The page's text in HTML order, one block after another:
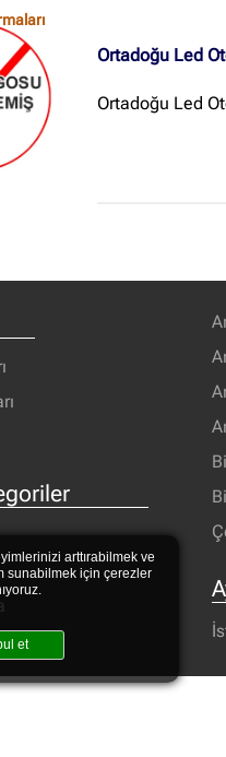
Ortadoğu Led
Ortadoğu Led
arttırabilmek ve
sunabilmek için çerezler
et